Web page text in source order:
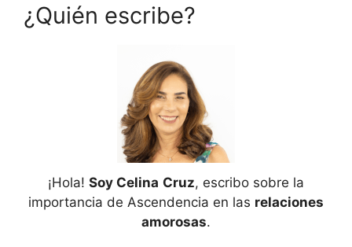
¿Quién escribe?
¡Hola! Soy Celina Cruz, escribo sobre la
importancia de Ascendencia en las relaciones
amorosas.